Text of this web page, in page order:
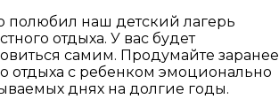
полюбил наш детский лагерь
отдыха. У вас будет
самим. Продумайте заранее
отдыха с ребенком эмоционально
днях на долгие годы.